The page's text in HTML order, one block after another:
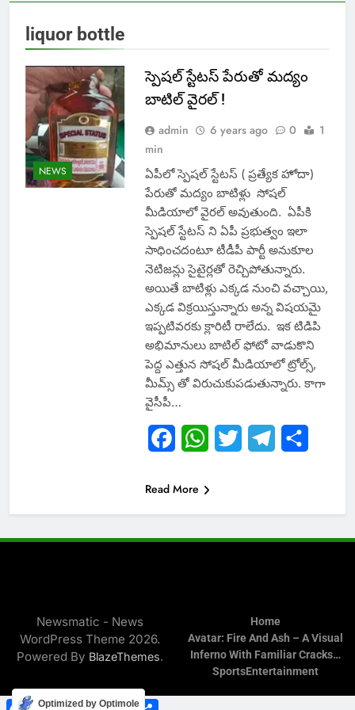
liquor bottle
NEWS
స్పెషల్ స్టేటస్ పేరుతో మద్యం
బాటిల్ వైరల్ !
admin 6 years ago 0
1
min
ఏపీలో స్పెషల్ స్టేటస్ ( ప్రత్యేక హోదా)
పేరుతో మద్యం బాటిళ్లు సోషల్
మీడియాలో వైరల్ అవుతుంది. ఏపీకి
స్పెషల్ స్టేటస్ ని ఏపీ ప్రభుత్వం ఇలా
సాధించదంటూ టీడీపీ పార్టీ అనుకూల
నెటిజన్లు సైటైర్లతో రెచ్చిపోతున్నారు.
అయితే బాటిళ్లు ఎక్కడ నుంచి వచ్చాయి,
ఎక్కడ విక్రయిస్తున్నారు అన్న విషయమై
ఇప్పటివరకు క్లారిటీ రాలేదు. ఇక టిడిపి
అభిమానులు బాటిల్ ఫోటో వాడుకొని
పెద్ద ఎత్తున సోషల్ మీడియాలో ట్రోల్స్,
మీమ్స్ తో విరుచుకుపడుతున్నారు. కాగా
వైసీపీ…
FacebookWhatsApp
Twitter Telegram
Read More
Newsmatic - News
WordPress Theme 2026.
Powered By BlazeThemes.
Home
Avatar: Fire And Ash – A Visual
Inferno With Familiar Cracks…
SportsEntertainment
FacebookWhatsApp
TwitterTelegram
Optimized by Optimole